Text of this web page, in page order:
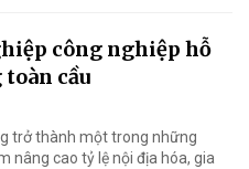
công nghiệp hỗ
cầu
trở thành một trong những
nâng cao tỷ lệ nội địa hóa, gia